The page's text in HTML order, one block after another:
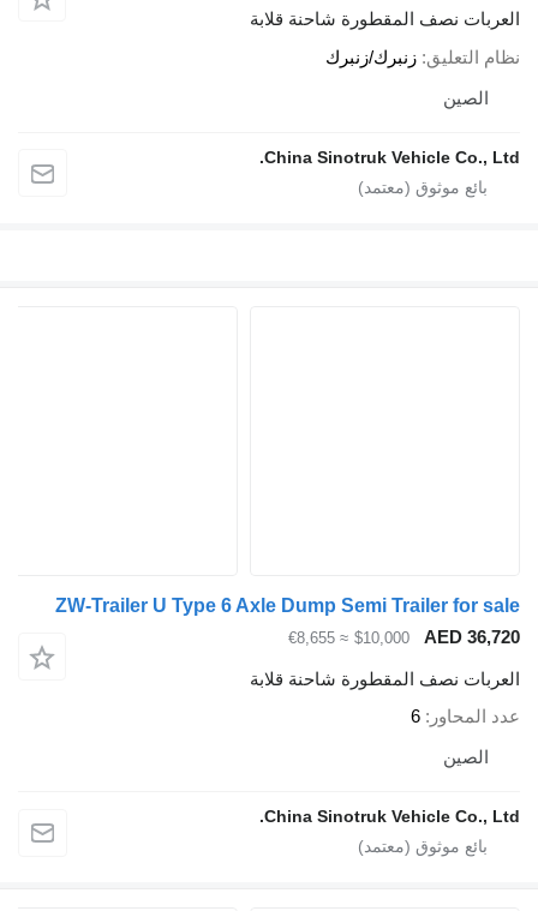
نصف المقطورة شاحنة قلابة
التعليق زنبرك/زنبرك
الصين
China Sinotruk Vehicle Co.,
ZW-Trailer U Type 6 Axle Dump Semi Trailer for
AED
$10,000
≈ €8,655
نصف المقطورة شاحنة قلابة
المحاور 6
الصين
China Sinotruk Vehicle Co.,